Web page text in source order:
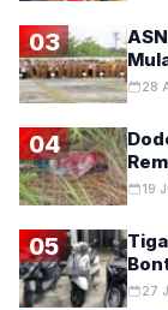
03
28
04
19
05
27